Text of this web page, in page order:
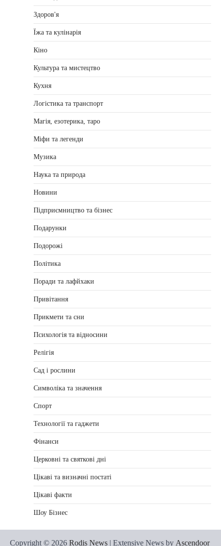
Здоров'я
Їжа та кулінарія
Кіно
Культура та мистецтво
Кухня
Логістика та транспорт
Магія, езотерика, таро
Міфи та легенди
Музика
Наука та природа
Новини
Підприємництво та бізнес
Подарунки
Подорожі
Політика
Поради та лафйхаки
Привітання
Прикмети та сни
Психологія та відносини
Релігія
Сад і рослини
Символіка та значення
Спорт
Технології та гаджети
Фінанси
Церковні та святкові дні
Цікаві та визначні постаті
Цікаві факти
Шоу Бізнес
Copyright © 2026 Rodis News | Extensive News by Ascendoor